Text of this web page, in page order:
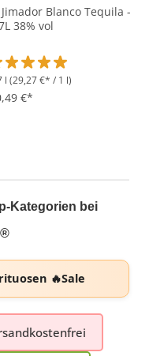
Jimador Blanco Tequila -
38% vol
l (29,27 €* / 1 l)
€*
Kategorien bei
🔥Sale